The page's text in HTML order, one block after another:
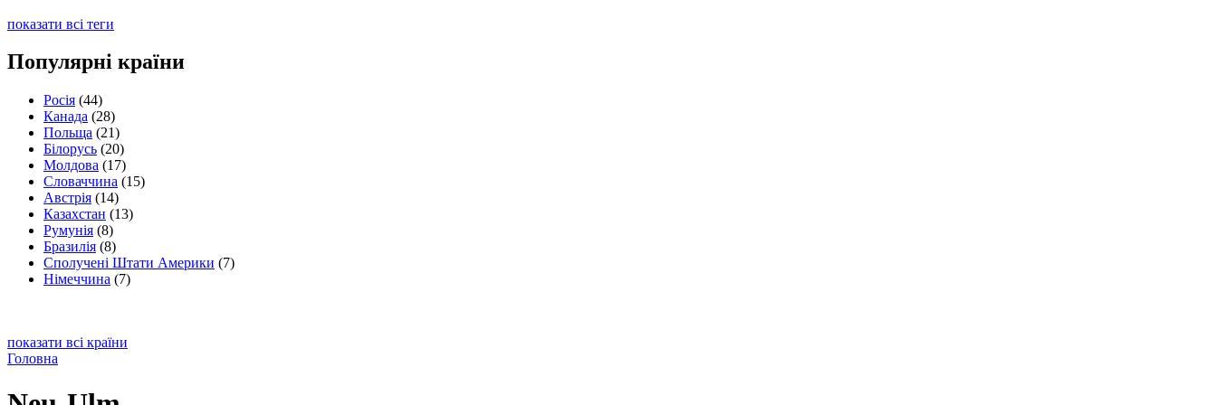
показати всі теги
Популярні країни
Росія (44)
Канада (28)
Польща (21)
Білорусь (20)
Молдова (17)
Словаччина (15)
Австрія (14)
Казахстан (13)
Румунія (8)
Бразилія (8)
Сполучені Штати Америки (7)
Німеччина (7)
показати всі країни
Головна